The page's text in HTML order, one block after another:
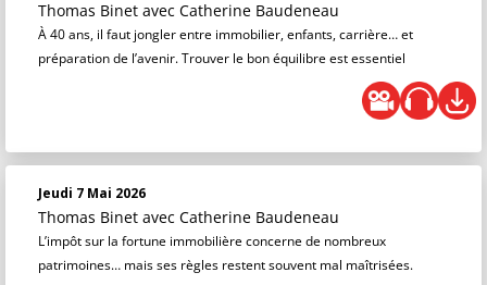
Thomas Binet avec Catherine Baudeneau
À 40 ans, il faut jongler entre immobilier, enfants, carrière… et
préparation de l’avenir. Trouver le bon équilibre est essentiel
Jeudi 7 Mai 2026
Thomas Binet avec Catherine Baudeneau
L’impôt sur la fortune immobilière concerne de nombreux
patrimoines… mais ses règles restent souvent mal maîtrisées.